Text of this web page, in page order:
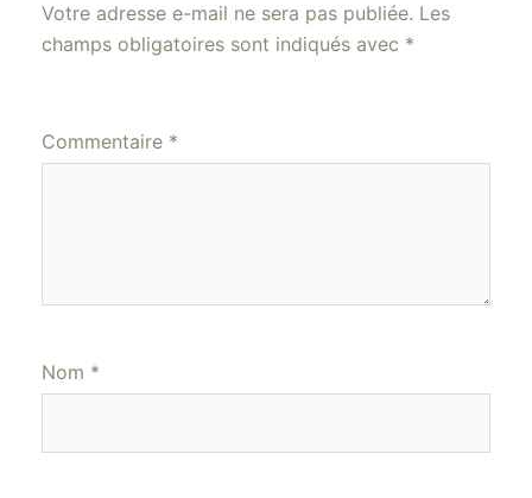
Votre adresse e-mail ne sera pas publiée. Les
champs obligatoires sont indiqués avec *
Commentaire *
Nom *